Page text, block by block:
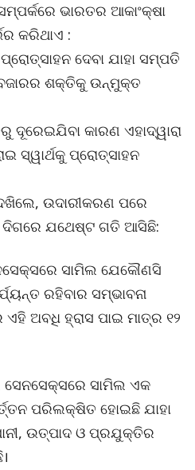
ଭାରତର ଆକାଂକ୍ଷା
କରିଥାଏ :
ଦେବା ଯାହା ସମ୍ପତି
ଶକ୍ତିକୁ ଉନ୍ମୁକ୍ତ
ଦୂରେଇଯିବା କାରଣ ଏହାଦ୍ୱାରା
ସ୍ୱାର୍ଥକୁ ପ୍ରୋତ୍ସାହନ
ଉଦାରୀକରଣ ପରେ
ଦିଗରେ ଯଥେଷ୍ଟ ଗତି ଆସିଛି:
ସାମିଲ ଯେକୌଣସି
ରହିବାର ସମ୍ଭାବନା
ଅବଧି ହ୍ରାସ ପାଇ ମାତ୍ର ୧୨
ସେନସେକ୍ସରେ ସାମିଲ ଏକ
ପରିଲକ୍ଷିତ ହୋଇଛି ଯାହା
ଉତ୍ପାଦ ଓ ପ୍ରଯୁକ୍ତିର